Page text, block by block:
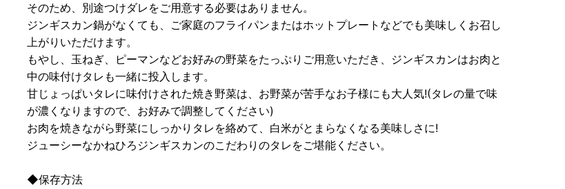
そのため、別途つけダレをご用意する必要はありません。
ジンギスカン鍋がなくても、ご家庭のフライパンまたはホットプレートなどでも美味しくお召し
上がりいただけます。
もやし、玉ねぎ、ピーマンなどお好みの野菜をたっぷりご用意いただき、ジンギスカンはお肉と
中の味付けタレも一緒に投入します。
甘じょっぱいタレに味付けされた焼き野菜は、お野菜が苦手なお子様にも大人気!(タレの量で味
が濃くなりますので、お好みで調整してください)
お肉を焼きながら野菜にしっかりタレを絡めて、白米がとまらなくなる美味しさに!
ジューシーなかねひろジンギスカンのこだわりのタレをご堪能ください。
◆保存方法